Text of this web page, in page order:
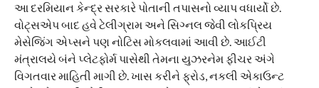
આ દરમિયાન કેન્દ્ર સરકારે પોતાની તપાસનો વ્યાપ વધાર્યો છે.
વોટ્સએપ બાદ હવે ટેલીગ્રામ અને સિગ્નલ જેવી લોકપ્રિય
મેસેજિંગ એપ્સને પણ નોટિસ મોકલવામાં આવી છે. આઈટી
મંત્રાલયે બંને પ્લેટફોર્મ પાસેથી તેમના યુઝરનેમ ફીચર અંગે
વિગતવાર માહિતી માગી છે. ખાસ કરીને ફ્રોડ, નકલી એકાઉન્ટ